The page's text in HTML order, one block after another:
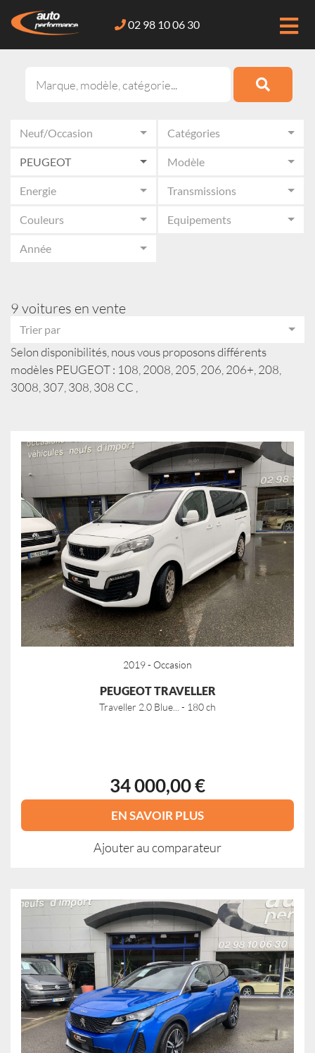
02 98 10 06 30
Neuf/Occasion Catégories
PEUGEOT Modèle
Energie Transmissions
Couleurs Equipements
Année
9 voitures en vente
Trier par
Selon disponibilités, nous vous proposons différents
modèles PEUGEOT : 108, 2008, 205, 206, 206+, 208,
3008, 307, 308, 308 CC ,
2019 - Occasion
PEUGEOT TRAVELLER
Traveller 2.0 Blue... - 180 ch
34 000,00 €
EN SAVOIR PLUS
Ajouter au comparateur